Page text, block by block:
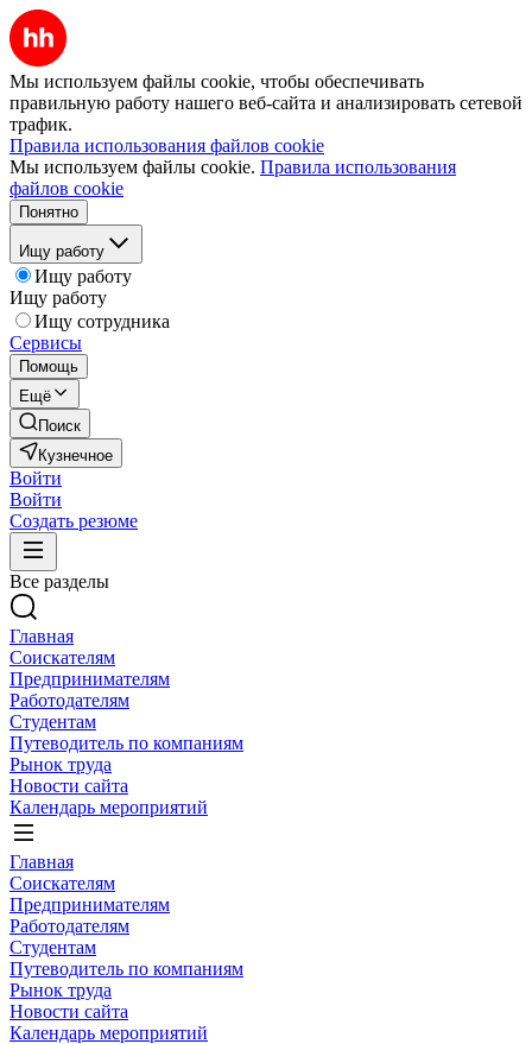
Мы используем файлы cookie, чтобы обеспечивать
правильную работу нашего веб-сайта и анализировать сетевой
трафик.
Правила использования файлов cookie
Мы используем файлы cookie. Правила использования
файлов cookie
Понятно
Ищу работу
Ищу работу
Ищу работу
Ищу сотрудника
Сервисы
Помощь
Ещё
Поиск
Кузнечное
Войти
Войти
Создать резюме
Все разделы
Главная
Соискателям
Предпринимателям
Работодателям
Студентам
Путеводитель по компаниям
Рынок труда
Новости сайта
Календарь мероприятий
Главная
Соискателям
Предпринимателям
Работодателям
Студентам
Путеводитель по компаниям
Рынок труда
Новости сайта
Календарь мероприятий